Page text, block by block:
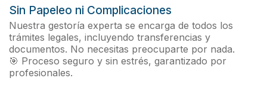
Sin Papeleo ni Complicaciones
Nuestra gestoría experta se encarga de todos los
trámites legales, incluyendo transferencias y
documentos. No necesitas preocuparte por nada.
🎯 Proceso seguro y sin estrés, garantizado por
profesionales.